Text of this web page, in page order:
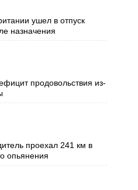
ушел в отпуск
назначения
продовольствия из-
проехал 241 км в
опьянения